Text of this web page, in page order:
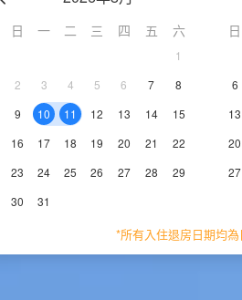
日 一 二 三 四 五 六
1
2
3 4 5 6 7
8
9
10 11 12 13 14
15
16
17 18 19 20 21
22
23
24 25 26 27 28
29
30
31
日
6
13
20
27
*所有入住退房日期均